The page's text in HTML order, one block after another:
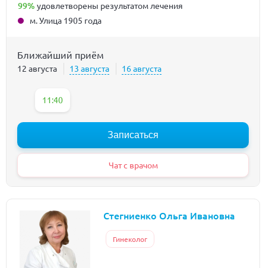
99% удовлетворены результатом лечения
м. Улица 1905 года
Ближайший приём
12 августа 13 августа 16 августа
11:40
Записаться
Чат с врачом
Стегниенко Ольга Ивановна
Гинеколог